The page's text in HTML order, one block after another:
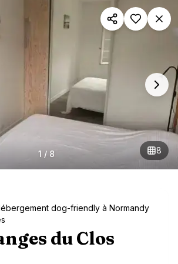
1 / 8 8
dog-friendly à Normandy
du Clos